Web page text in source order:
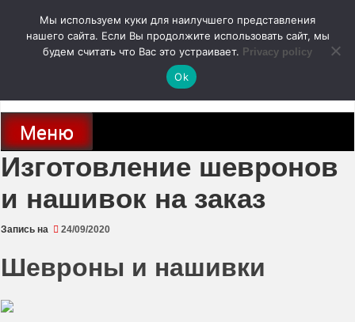
содержимому
autodoc24.ru
Новости про современные автомобили и не только, новинки зарубежного
и отечественного автопрома
Меню
Изготовление шевронов
и нашивок на заказ
Запись на 24/09/2020
Шевроны и нашивки
Мы используем куки для наилучшего представления
нашего сайта. Если Вы продолжите использовать сайт, мы
будем считать что Вас это устраивает. Privacy policy
Ok